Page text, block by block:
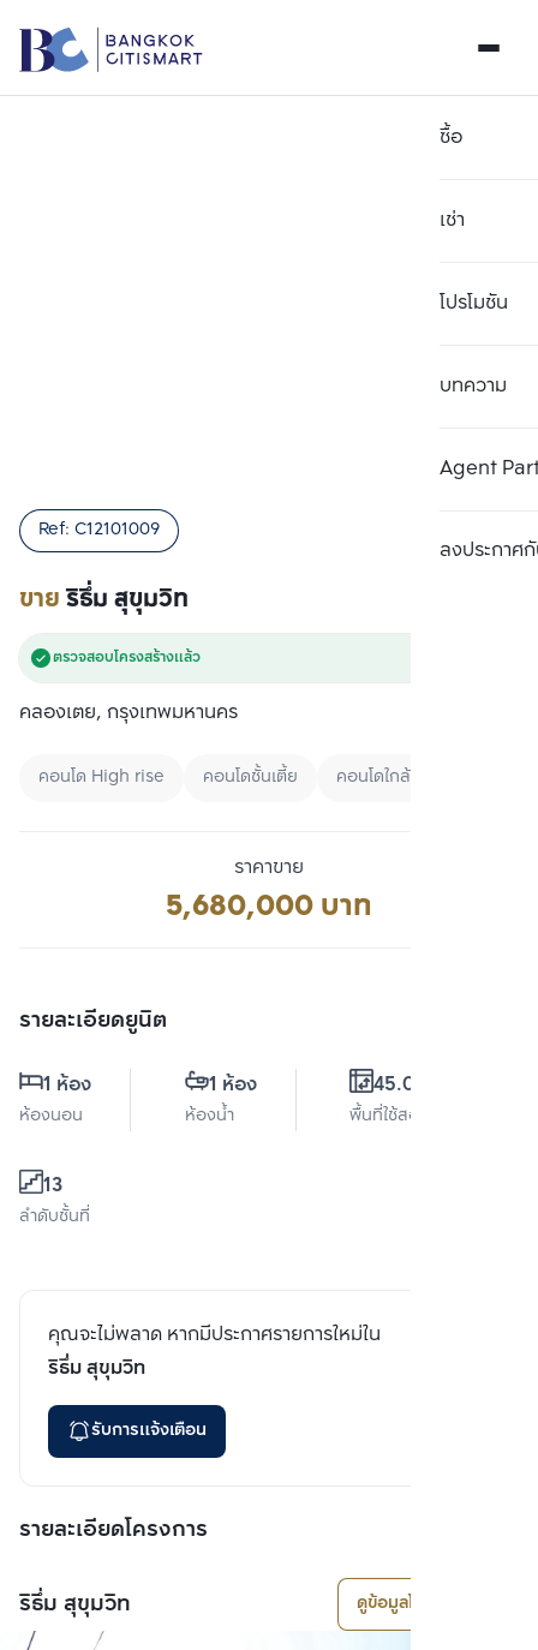
ซื้อ
เช่า
โปรโมชัน
บทความ
Agent
ลงประกาศกั
ขายริธึ่ม สุขุมวิท
Ref: C12101009
ตรวจสอบโครงสร้างแล้ว
คลองเตย, กรุงเทพมหานคร
คอนโด High rise คอนโดชั้นเตี้ย คอนโดใกล้มหาลัย
ราคาขาย
5,680,000 บาท
รายละเอียดยูนิต
1 ห้อง
ห้องนอน
1 ห้อง
ห้องน้ำ
45.02 ตร.ม.
พื้นที่ใช้สอย
13
ลำดับชั้นที่
คุณจะไม่พลาด หากมีประกาศรายการใหม่ใน
ริธึ่ม สุขุมวิท
รับการแจ้งเตือน
รายละเอียดโครงการ
ริธึ่ม สุขุมวิท ดูข้อมูลโครงการ